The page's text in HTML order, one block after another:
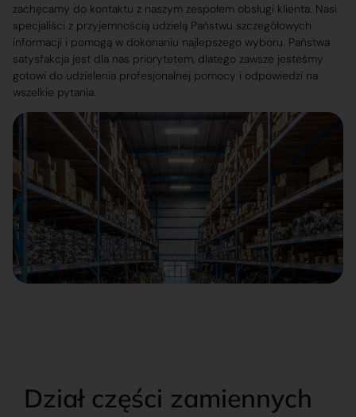
zachęcamy do kontaktu z naszym zespołem obsługi klienta. Nasi
specjaliści z przyjemnością udzielą Państwu szczegółowych
informacji i pomogą w dokonaniu najlepszego wyboru. Państwa
satysfakcja jest dla nas priorytetem, dlatego zawsze jesteśmy
gotowi do udzielenia profesjonalnej pomocy i odpowiedzi na
wszelkie pytania.
Dział części zamiennych